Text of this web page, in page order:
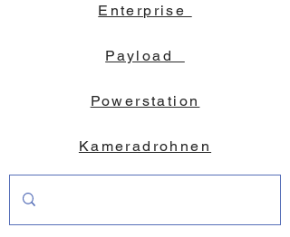
Enterprise
Payload
Powerstation
Kameradrohnen